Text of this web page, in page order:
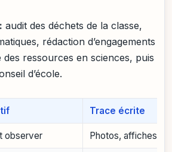
audit des déchets de la classe,
rédaction d’engagements
ressources en sciences, puis
d’école.
Trace écrite
observer Photos, affiches,